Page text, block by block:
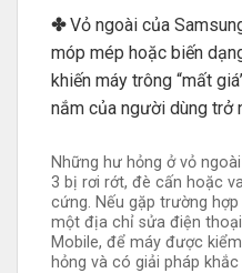
✤Vỏ ngoài của
móp mép hoặc biến
khiến máy trông “mất
nắm của người dùng trở
Những hư hỏng ở vỏ
3 bị rơi rớt, đè cấn hoặc
cứng. Nếu gặp trường
một địa chỉ sửa điện
Mobile, để máy được
hỏng và có giải pháp